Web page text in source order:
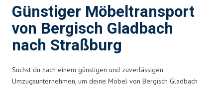
Günstiger Möbeltransport
von Bergisch Gladbach
nach Straßburg
Suchst du nach einem günstigen und zuverlässigen
Umzugsunternehmen, um deine Möbel von Bergisch Gladbach